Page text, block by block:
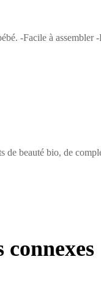
-Facile à
beauté bio, de